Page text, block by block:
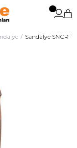
Sandalye SNCR-